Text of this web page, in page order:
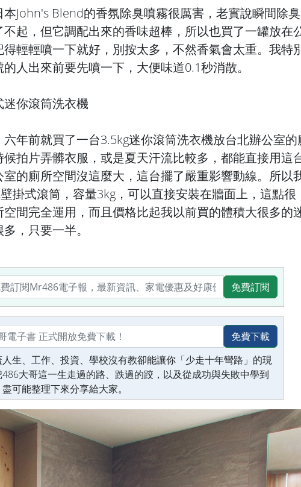
John's Blend的香氛除臭噴霧很厲害，老實說瞬間除臭
起，但它調配出來的香味超棒，所以也買了一罐放在
輕輕噴一下就好，別按太多，不然香氣會太重。我特
人出來前要先噴一下，大便味道0.1秒消散。
你滾筒洗衣機
年前就買了一台3.5kg迷你滾筒洗衣機放台北辦公室的
候拍片弄髒衣服，或是夏天汗流比較多，都能直接用這
的廁所空間沒這麼大，這台擺了嚴重影響動線。所以
掛式滾筒，容量3kg，可以直接安裝在牆面上，這點很
間完全運用，而且價格比起我以前買的體積大很多的
，只要一半。
免費訂閱
免費下載
生、工作、投資、學校沒有教卻能讓你「少走十年彎路」的現
大哥這一生走過的路、跌過的跤，以及從成功與失敗中學到
可能整理下來分享給大家。